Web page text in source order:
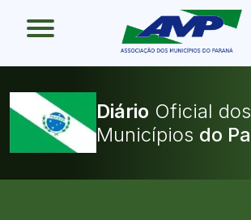
Diário Oficial dos
Municípios
Como funciona
Benefícios
Legislação
O Que Pode Ser Publicado
Faça sua Adesão